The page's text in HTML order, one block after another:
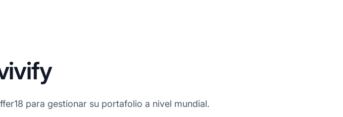
para gestionar su portafolio a nivel mundial.